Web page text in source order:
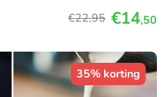
€22,95 €14,50
35% korting